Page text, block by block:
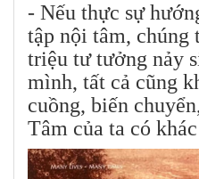
- Nếu thực sự
tập nội tâm, chúng
triệu tư tưởng nảy
mình, tất cả cũng
cuồng, biến
Tâm của ta có